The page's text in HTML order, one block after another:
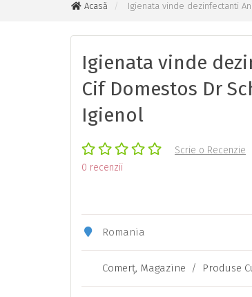
Acasă Igienata vinde dezinfectanti
Igienata vinde
Cif Domestos Dr
Igienol
Scrie o Recenzie
0 recenzii
Romania
Comerţ, Magazine / Produse